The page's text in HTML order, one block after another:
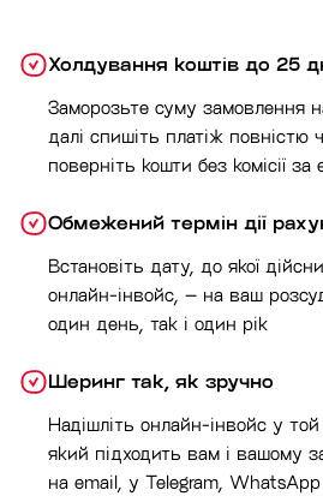
Холдування коштів до 25
Заморозьте суму замовлення
далі спишіть платіж повністю
поверніть кошти без комісії за
Обмежений термін дії
Встановіть дату, до якої
онлайн-інвойс, – на ваш
один день, так і один рік
Шеринг так, як зручно
Надішліть онлайн-інвойс у той
який підходить вам і вашому
на email, у Telegram,